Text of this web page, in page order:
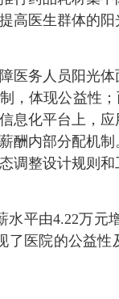
高医生群体的
务人员阳光体
，体现公益性；
息化平台上，
酬内部分配机
调整设计规则
平由4.22万元
了医院的公益